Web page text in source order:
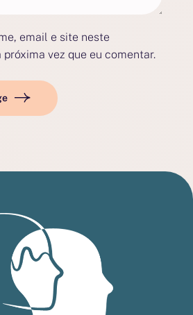
email e site neste
próxima vez que eu comentar.